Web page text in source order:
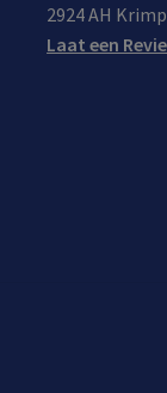
2924 AH
Laat een